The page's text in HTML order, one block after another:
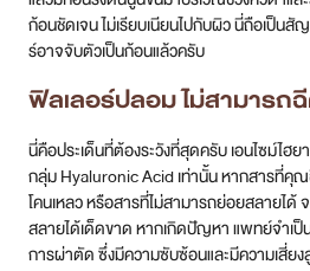
ก้อนชัดเจน ไม่เรียบเนียนไปกับผิว นี่ถือเป็น
ร์อาจจับตัวเป็นก้อนแล้วครับ
ฟิลเลอร์ปลอม ไม่สามารถ
นี่คือประเด็นที่ต้องระวังที่สุดครับ เอนไซม์ไฮ
กลุ่ม Hyaluronic Acid เท่านั้น หากสารที่คุ
โคนเหลว หรือสารที่ไม่สามารถย่อยสลายได้
สลายได้เด็ดขาด หากเกิดปัญหา แพทย์จำเ
การผ่าตัด ซึ่งมีความซับซ้อนและมีความเสี่ยง